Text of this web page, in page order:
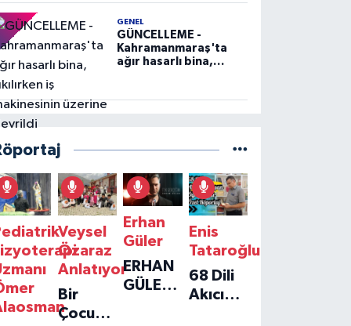
GENEL
GÜNCELLEME -
Kahramanmaraş'ta
ağır hasarlı bina,
devrildi
Veysel
Özaraz
Anlatıyor
Bir
Çocuğun
Erhan
Güler
ERHAN
GÜLER'IN
Enis
Tataroğlu
68 Dili
Akıcı